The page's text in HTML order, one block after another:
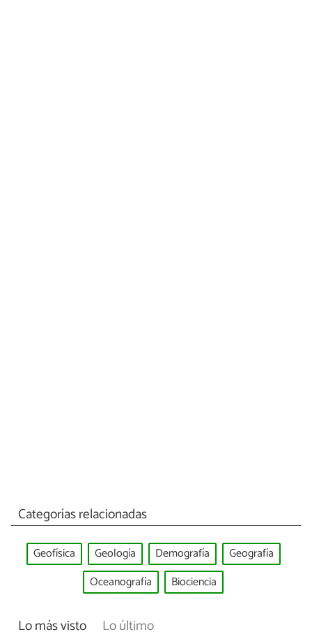
Categorías relacionadas
Geofísica Geología Demografía
Geografía
Oceanografía
Biociencia
Lo más visto Lo último